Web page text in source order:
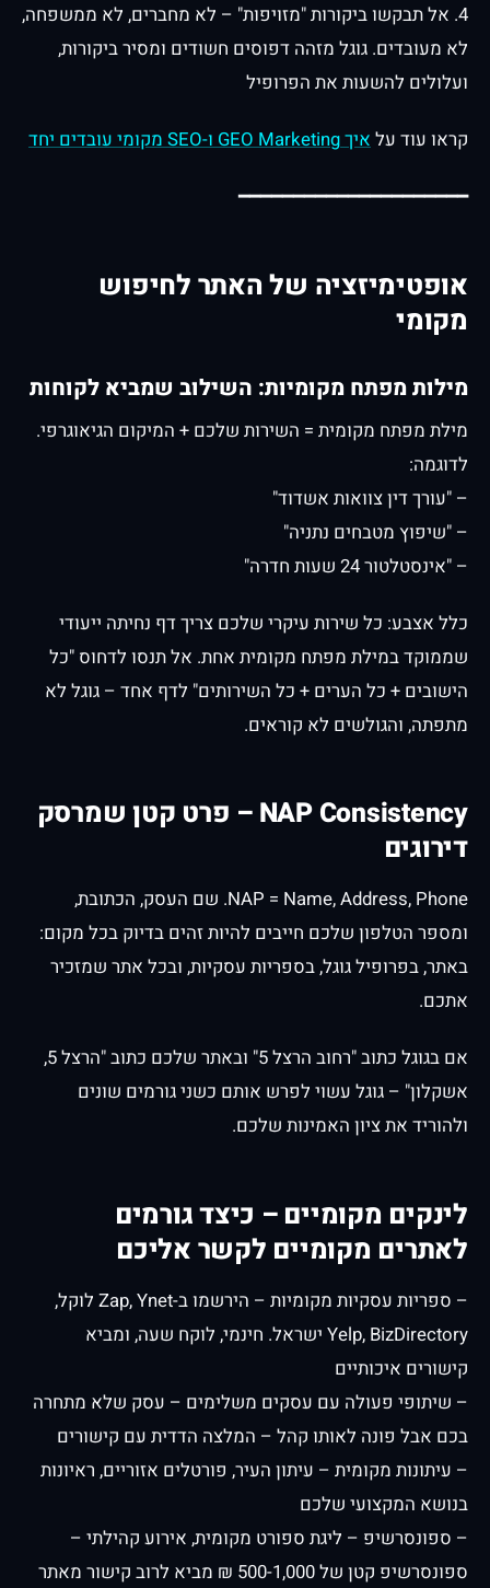
4. אל תבקשו ביקורות "מזויפות" – לא מחברים, לא ממשפחה,
לא מעובדים. גוגל מזהה דפוסים חשודים ומסיר ביקורות,
ועלולים להשעות את הפרופיל
קראו עוד עלאיך GEO Marketing ו-SEO מקומי עובדים יחד
━━━━━━━━━━━━━━━━━━━━━
אופטימיזציה של האתר לחיפוש
מקומי
מילות מפתח מקומיות: השילוב שמביא לקוחות
מילת מפתח מקומית = השירות שלכם + המיקום הגיאוגרפי.
לדוגמה:
– "עורך דין צוואות אשדוד"
– "שיפוץ מטבחים נתניה"
– "אינסטלטור 24 שעות חדרה"
כלל אצבע: כל שירות עיקרי שלכם צריך דף נחיתה ייעודי
שממוקד במילת מפתח מקומית אחת. אל תנסו לדחוס "כל
הישובים + כל הערים + כל השירותים" לדף אחד – גוגל לא
מתפתה, והגולשים לא קוראים.
NAP Consistency – פרט קטן שמרסק
דירוגים
NAP = Name, Address, Phone. שם העסק, הכתובת,
ומספר הטלפון שלכם חייבים להיות זהים בדיוק בכל מקום:
באתר, בפרופיל גוגל, בספריות עסקיות, ובכל אתר שמזכיר
אתכם.
אם בגוגל כתוב "רחוב הרצל 5" ובאתר שלכם כתוב "הרצל 5,
אשקלון" – גוגל עשוי לפרש אותם כשני גורמים שונים
ולהוריד את ציון האמינות שלכם.
לינקים מקומיים – כיצד גורמים
לאתרים מקומיים לקשר אליכם
– ספריות עסקיות מקומיות – הירשמו ב-Zap, Ynet לוקל,
Yelp, BizDirectory ישראל. חינמי, לוקח שעה, ומביא
קישורים איכותיים
– שיתופי פעולה עם עסקים משלימים – עסק שלא מתחרה
בכם אבל פונה לאותו קהל – המלצה הדדית עם קישורים
– עיתונות מקומית – עיתון העיר, פורטלים אזוריים, ראיונות
בנושא המקצועי שלכם
– ספונסרשיפ – ליגת ספורט מקומית, אירוע קהילתי –
ספונסרשיפ קטן של 500-1,000 ₪ מביא לרוב קישור מאתר